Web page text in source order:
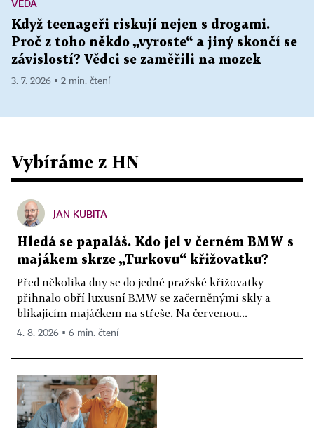
VĚDA
Když teenageři riskují nejen s drogami.
Proč z toho někdo „vyroste“ a jiný skončí se
závislostí? Vědci se zaměřili na mozek
3. 7. 2026 ▪ 2 min. čtení
Vybíráme z HN
JAN KUBITA
Hledá se papaláš. Kdo jel v černém BMW s
majákem skrze „Turkovu“ křižovatku?
Před několika dny se do jedné pražské křižovatky
přihnalo obří luxusní BMW se začerněnými skly a
blikajícím majáčkem na střeše. Na červenou...
4. 8. 2026 ▪ 6 min. čtení